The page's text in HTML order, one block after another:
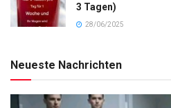
3 Tagen)
28/06/2025
Neueste Nachrichten